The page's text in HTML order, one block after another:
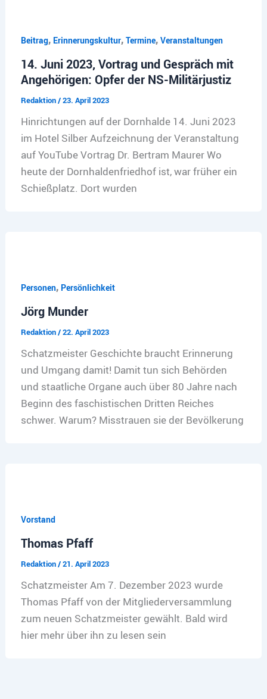
Beitrag, Erinnerungskultur, Termine, Veranstaltungen
14. Juni 2023, Vortrag und Gespräch mit
Angehörigen: Opfer der NS-Militärjustiz
Redaktion/23. April 2023
Hinrichtungen auf der Dornhalde 14. Juni 2023
im Hotel Silber Aufzeichnung der Veranstaltung
auf YouTube Vortrag Dr. Bertram Maurer Wo
heute der Dornhaldenfriedhof ist, war früher ein
Schießplatz. Dort wurden
Personen, Persönlichkeit
Jörg Munder
Redaktion/22. April 2023
Schatzmeister Geschichte braucht Erinnerung
und Umgang damit! Damit tun sich Behörden
und staatliche Organe auch über 80 Jahre nach
Beginn des faschistischen Dritten Reiches
schwer. Warum? Misstrauen sie der Bevölkerung
Vorstand
Thomas Pfaff
Redaktion/21. April 2023
Schatzmeister Am 7. Dezember 2023 wurde
Thomas Pfaff von der Mitgliederversammlung
zum neuen Schatzmeister gewählt. Bald wird
hier mehr über ihn zu lesen sein